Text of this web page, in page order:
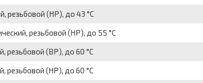
резьбовой (НР), до 43 °С
резьбовой (НР), до 55 °С
резьбовой (ВР), до 60 °С
резьбовой (НР), до 60 °С